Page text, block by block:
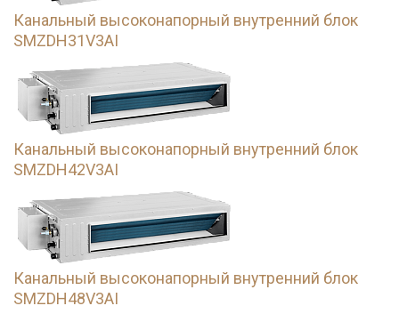
Канальный высоконапорный внутренний блок
SMZDH31V3AI
Канальный высоконапорный внутренний блок
SMZDH42V3AI
Канальный высоконапорный внутренний блок
SMZDH48V3AI